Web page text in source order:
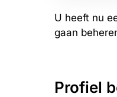
U heeft nu
gaan
Profiel